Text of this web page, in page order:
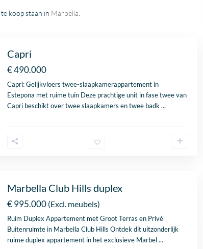
koop staan in Marbella
Capri
€ 490.000
Capri: Gelijkvloers twee-slaapkamerappartement in
Estepona met ruime tuin Deze prachtige unit in fase twee van
Capri beschikt over twee slaapkamers en twee badk...
Marbella Club Hills duplex
€ 995.000 (Excl. meubels)
Ruim Duplex Appartement met Groot Terras en Privé
Buitenruimte in Marbella Club Hills Ontdek dit uitzonderlijk
ruime duplex appartement in het exclusieve Marbel...